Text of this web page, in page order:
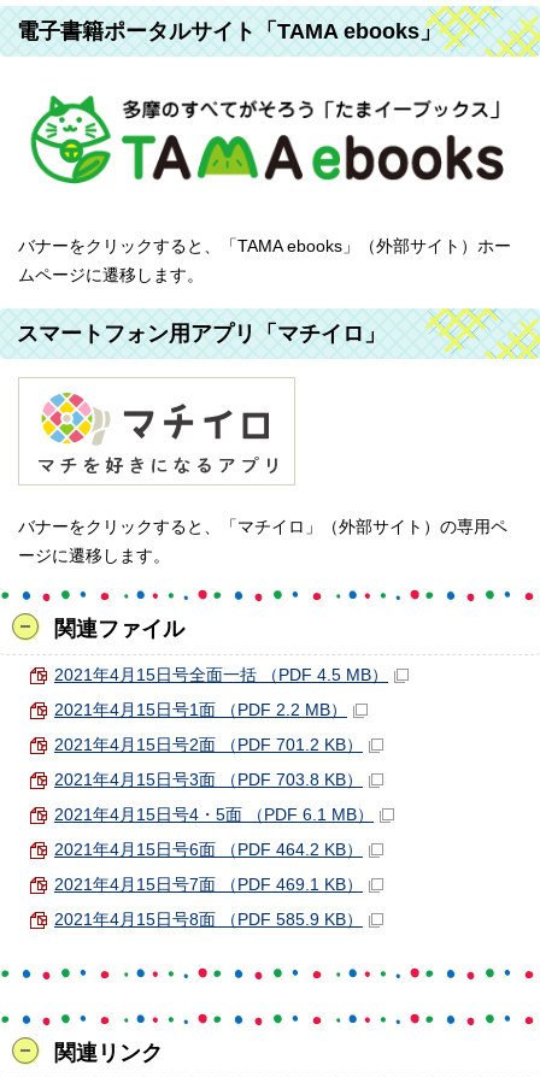
電子書籍ポータルサイト「TAMA ebooks」
バナーをクリックすると、「TAMA ebooks」（外部サイト）ホー
ムページに遷移します。
スマートフォン用アプリ「マチイロ」
バナーをクリックすると、「マチイロ」（外部サイト）の専用ペ
ージに遷移します。
関連ファイル
2021年4月15日号全面一括 （PDF 4.5 MB）
2021年4月15日号1面 （PDF 2.2 MB）
2021年4月15日号2面 （PDF 701.2 KB）
2021年4月15日号3面 （PDF 703.8 KB）
2021年4月15日号4・5面 （PDF 6.1 MB）
2021年4月15日号6面 （PDF 464.2 KB）
2021年4月15日号7面 （PDF 469.1 KB）
2021年4月15日号8面 （PDF 585.9 KB）
関連リンク